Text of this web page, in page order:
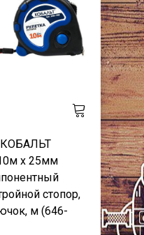
КОБАЛЬТ
x 25мм
стопор,
м (646-